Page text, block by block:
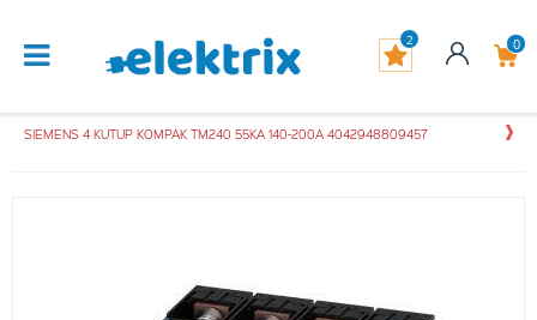
0
2
SIEMENS 4 KUTUP KOMPAK TM240 55KA 140-200A 4042948809457